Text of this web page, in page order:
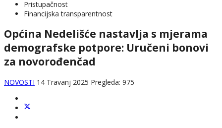
Pristupačnost
Financijska transparentnost
Općina Nedelišće nastavlja s mjerama
demografske potpore: Uručeni bonovi
za novorođenčad
NOVOSTI 14 Travanj 2025 Pregleda: 975